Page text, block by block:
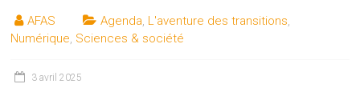
AFAS Agenda, L'aventure des transitions,
Numérique, Sciences & société
3 avril 2025